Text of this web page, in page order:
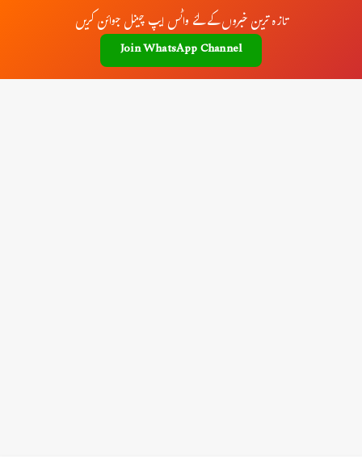
تازہ ترین خبروں کے لئے واٹس ایپ چینل جوائن کریں
Join WhatsApp Channel